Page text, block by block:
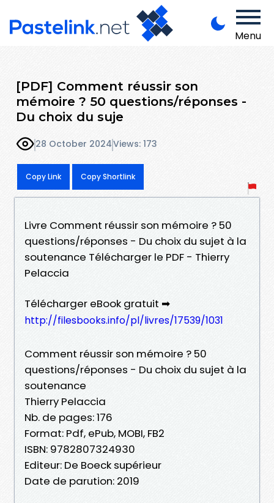
Menu
[PDF] Comment réussir son
mémoire ? 50 questions/réponses -
Du choix du suje
28 October 2024Views: 173
Copy Link Copy Shortlink
Livre Comment réussir son mémoire ? 50
questions/réponses - Du choix du sujet à la
soutenance Télécharger le PDF - Thierry
Pelaccia
Télécharger eBook gratuit ➡
http://filesbooks.info/pl/livres/17539/1031
Comment réussir son mémoire ? 50
questions/réponses - Du choix du sujet à la
soutenance
Thierry Pelaccia
Nb. de pages: 176
Format: Pdf, ePub, MOBI, FB2
ISBN: 9782807324930
Editeur: De Boeck supérieur
Date de parution: 2019